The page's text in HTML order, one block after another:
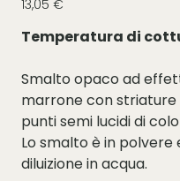
13,05 €
Temperatura di
Smalto opaco ad
marrone con
punti semi lucidi di
Lo smalto è in polvere
diluizione in acqua.